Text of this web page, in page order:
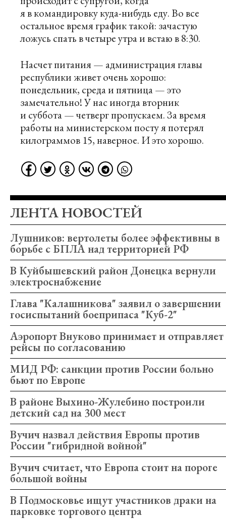
я в командировку куда-нибудь еду. Во все
остальное время график такой: зачастую
ложусь спать в четыре утра и встаю в 8:30.
Насчет питания — администрация главы
республики живет очень хорошо:
понедельник, среда и пятница — это
замечательно! У нас иногда вторник
и суббота — четверг пропускаем. За время
работы на министерском посту я потерял
килограммов 15, наверное. И это хорошо.
ЛЕНТА НОВОСТЕЙ
Лушников: вертолеты более эффективны в
борьбе с БПЛА над территорией РФ
В Куйбышевский район Донецка вернули
электроснабжение
Глава "Калашникова" заявил о завершении
госиспытаний боеприпаса "Куб-2"
Аэропорт Внуково принимает и отправляет
рейсы по согласованию
МИД РФ: санкции против России больно
бьют по Европе
В районе Выхино-Жулебино построили
детский сад на 300 мест
Вучич назвал действия Европы против
России "гибридной войной"
Вучич считает, что Европа стоит на пороге
большой войны
В Подмосковье ищут участников драки на
парковке торгового центра